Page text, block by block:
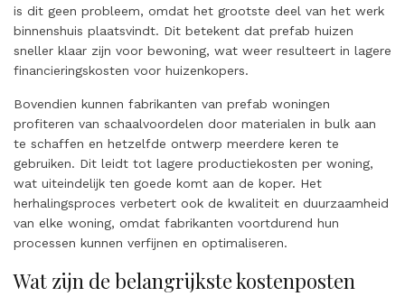
is dit geen probleem, omdat het grootste deel van het werk
binnenshuis plaatsvindt. Dit betekent dat prefab huizen
sneller klaar zijn voor bewoning, wat weer resulteert in lagere
financieringskosten voor huizenkopers.
Bovendien kunnen fabrikanten van prefab woningen
profiteren van schaalvoordelen door materialen in bulk aan
te schaffen en hetzelfde ontwerp meerdere keren te
gebruiken. Dit leidt tot lagere productiekosten per woning,
wat uiteindelijk ten goede komt aan de koper. Het
herhalingsproces verbetert ook de kwaliteit en duurzaamheid
van elke woning, omdat fabrikanten voortdurend hun
processen kunnen verfijnen en optimaliseren.
Wat zijn de belangrijkste kostenposten